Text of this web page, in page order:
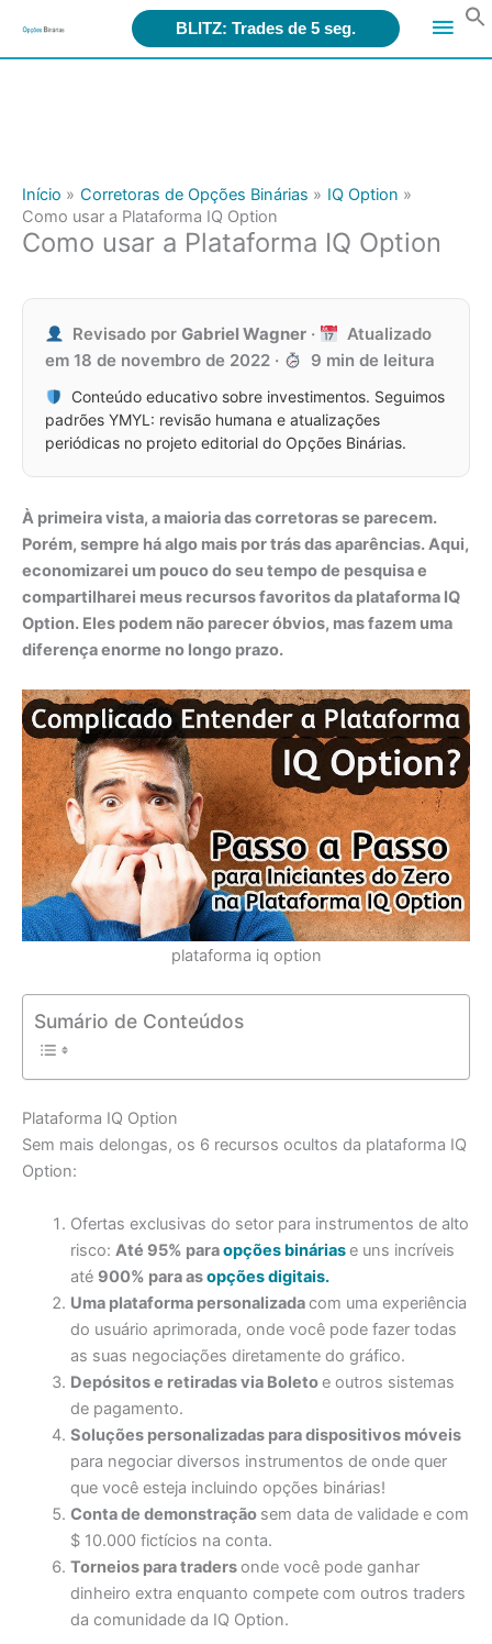
for: BLITZ: Trades de 5 seg.
Início Corretoras de Opções Binárias
IQ Option
Como usar a Plataforma IQ Option
Como usar a Plataforma IQ Option
Revisado porGabriel Wagner ·
Atualizado
em 18 de novembro de 2022 · 9 min de leitura
Conteúdo educativo sobre investimentos. Seguimos
padrões YMYL: revisão humana e atualizações
periódicas no projeto editorial do Opções Binárias.
À primeira vista, a maioria das corretoras se parecem.
Porém, sempre há algo mais por trás das aparências. Aqui,
economizarei um pouco do seu tempo de pesquisa e
compartilharei meus recursos favoritos da plataforma IQ
Option. Eles podem não parecer óbvios, mas fazem uma
diferença enorme no longo prazo.
plataforma iq option
Sumário de Conteúdos
Plataforma IQ Option
Sem mais delongas, os 6 recursos ocultos da plataforma IQ
Option:
Ofertas exclusivas do setor para instrumentos de alto
risco: Até 95% paraopções bináriase uns incríveis
até 900% para asopções digitais.
Uma plataforma personalizadacom uma experiência
do usuário aprimorada, onde você pode fazer todas
as suas negociações diretamente do gráfico.
Depósitos e retiradas via Boletoe outros sistemas
de pagamento.
Soluções personalizadas para dispositivos móveis
para negociar diversos instrumentos de onde quer
que você esteja incluindo opções binárias!
Conta de demonstração sem data de validade e com
$ 10.000 fictícios na conta.
Torneios para tradersonde você pode ganhar
dinheiro extra enquanto compete com outros traders
da comunidade da IQ Option.